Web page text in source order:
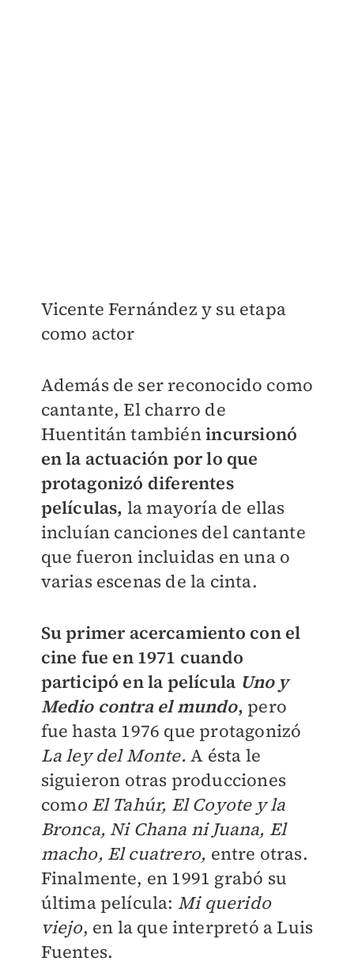
Vicente Fernández y su etapa
como actor
Además de ser reconocido como
cantante, El charro de
Huentitán tambiénincursionó
en la actuación por lo que
protagonizó diferentes
películas, la mayoría de ellas
incluían canciones del cantante
que fueron incluidas en una o
varias escenas de la cinta.
Su primer acercamiento con el
cine fue en 1971 cuando
participó en la película Uno y
Medio contra el mundo, pero
fue hasta 1976 que protagonizó
La ley del Monte. A ésta le
siguieron otras producciones
como El Tahúr, El Coyote y la
Bronca, Ni Chana ni Juana, El
macho, El cuatrero, entre otras.
Finalmente, en 1991 grabó su
última película: Mi querido
viejo, en la que interpretó a Luis
Fuentes.